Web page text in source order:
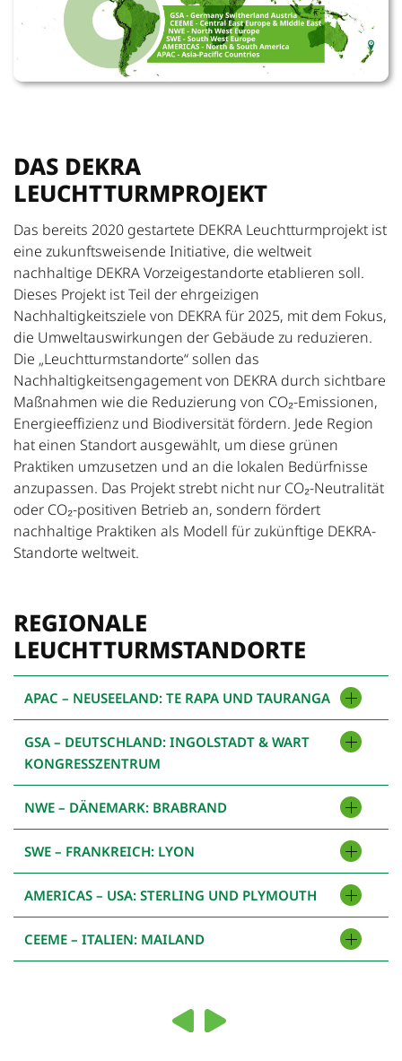
DAS DEKRA
LEUCHTTURMPROJEKT
Das bereits 2020 gestartete DEKRA Leuchtturmprojekt ist
eine zukunftsweisende Initiative, die weltweit
nachhaltige DEKRA Vorzeigestandorte etablieren soll.
Dieses Projekt ist Teil der ehrgeizigen
Nachhaltigkeitsziele von DEKRA für 2025, mit dem Fokus,
die Umweltauswirkungen der Gebäude zu reduzieren.
Die „Leuchtturmstandorte“ sollen das
Nachhaltigkeitsengagement von DEKRA durch sichtbare
Maßnahmen wie die Reduzierung von CO₂-Emissionen,
Energieeffizienz und Biodiversität fördern. Jede Region
hat einen Standort ausgewählt, um diese grünen
Praktiken umzusetzen und an die lokalen Bedürfnisse
anzupassen. Das Projekt strebt nicht nur CO₂-Neutralität
oder CO₂-positiven Betrieb an, sondern fördert
nachhaltige Praktiken als Modell für zukünftige DEKRA-
Standorte weltweit.
REGIONALE
LEUCHTTURMSTANDORTE
APAC – NEUSEELAND: TE RAPA UND TAURANGA
GSA – DEUTSCHLAND: INGOLSTADT & WART
KONGRESSZENTRUM
NWE – DÄNEMARK: BRABRAND
SWE – FRANKREICH: LYON
AMERICAS – USA: STERLING UND PLYMOUTH
CEEME – ITALIEN: MAILAND